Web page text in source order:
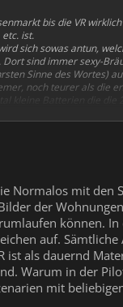
bis die VR
ist.
sich sowas antun,
Dort sind immer sexy-
Sinne des Wortes)
noch teurer als die
kleine Batterien die die
mehr brauchen?
VR"?
(und den passenden
VR-Programmierung
Hansi?" und Hansi
brauchen doch
Entwicklung bezahlt, wo
Normalos mit den
der
können. In
auf.
ist als dauernd
Warum in der
mit